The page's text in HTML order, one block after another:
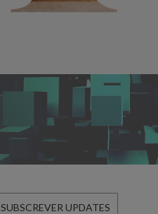
SUBSCREVER UPDATES